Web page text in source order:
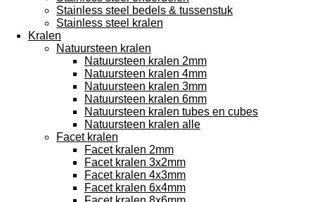
Stainless steel bedels & tussenstuk
Stainless steel kralen
Kralen
Natuursteen kralen
Natuursteen kralen 2mm
Natuursteen kralen 4mm
Natuursteen kralen 3mm
Natuursteen kralen 6mm
Natuursteen kralen tubes en cubes
Natuursteen kralen alle
Facet kralen
Facet kralen 2mm
Facet kralen 3x2mm
Facet kralen 4x3mm
Facet kralen 6x4mm